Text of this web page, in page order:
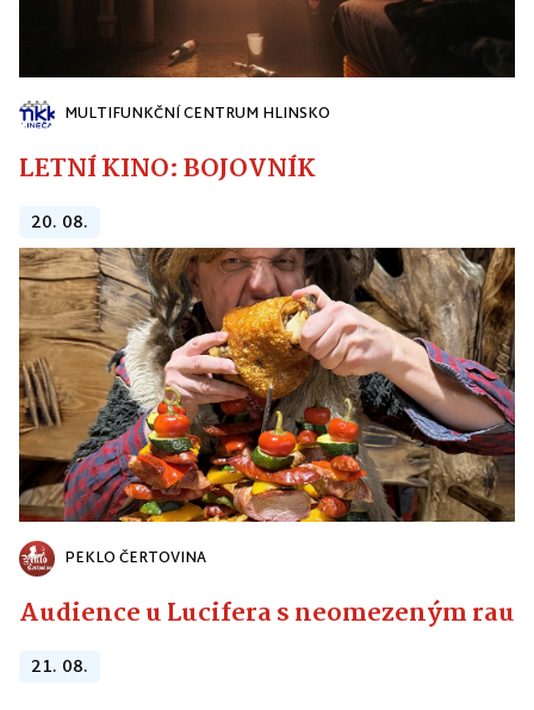
MULTIFUNKČNÍ CENTRUM HLINSKO
LETNÍ KINO: BOJOVNÍK
20. 08.
PEKLO ČERTOVINA
Audience u Lucifera s neomezeným
21. 08.